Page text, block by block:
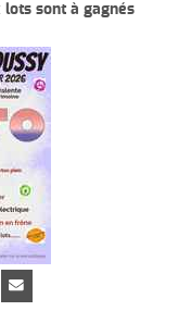
lots sont à gagnés